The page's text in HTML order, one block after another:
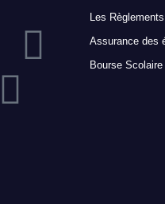
Les
Assurance des
Bourse Scolaire